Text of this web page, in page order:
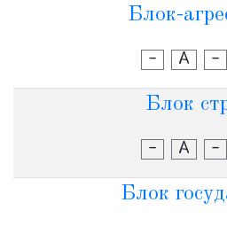
Блок-
- А -
Блок
- А -
Блок